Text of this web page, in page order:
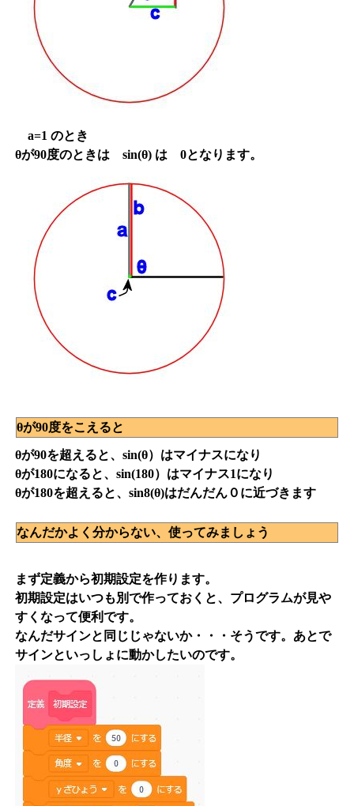
a=1 のとき
θが90度のときは sin(θ) は 0となります。
θが90度をこえると
θが90を超えると、sin(θ）はマイナスになり
θが180になると、sin(180）はマイナス1になり
θが180を超えると、sin8(θ)はだんだん０に近づきます
なんだかよく分からない、使ってみましょう
まず定義から初期設定を作ります。
初期設定はいつも別で作っておくと、プログラムが見や
すくなって便利です。
なんだサインと同じじゃないか・・・そうです。あとで
サインといっしょに動かしたいのです。